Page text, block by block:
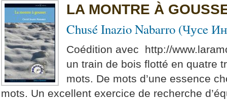
LA MONTRE À
Chusé Inazio Nabarro (Чусe
Coédition avec http://
un train de bois flotté en quatre
mots. De mots d’une essence
mots. Un excellent exercice de recherche